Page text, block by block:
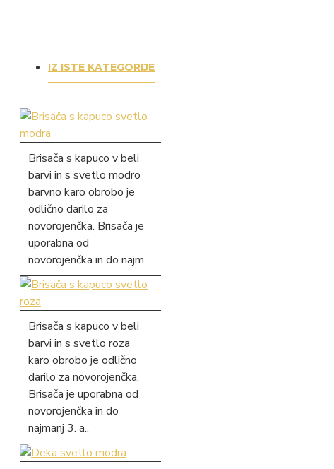
IZ ISTE KATEGORIJE
Brisača s kapuco v beli
barvi in s svetlo modro
barvno karo obrobo je
odlično darilo za
novorojenčka. Brisača je
uporabna od
novorojenčka in do najm..
Brisača s kapuco v beli
barvi in s svetlo roza
karo obrobo je odlično
darilo za novorojenčka.
Brisača je uporabna od
novorojenčka in do
najmanj 3. a..